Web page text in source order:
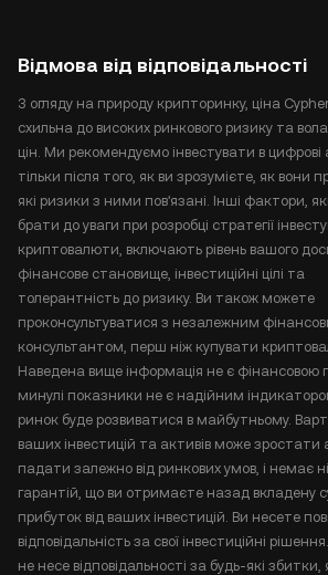
Відмова від відповідальності
З огляду на природу крипторинку, ціна
схильна до високих ринкового ризику та
цін. Ми рекомендуємо інвестувати в цифрові
тільки після того, як ви зрозумієте, як вони
які ризики з ними пов'язані. Інші фактори,
брати до уваги при розробці стратегії
криптовалюти, включають рівень вашого
фінансове становище, інвестиційні цілі та
толерантність до ризику. Ви також можете
проконсультуватися з незалежним
консультантом, перш ніж купувати
Наведена вище інформація не є фінансовою
минулі показники не є надійним
ринок буде розвиватися в майбутньому.
ваших інвестицій та активів може зростати
падати залежно від ринкових умов, і немає
гарантій, що ви отримаєте назад вкладену
прибуток від ваших інвестицій. Ви несете
відповідальність за свої інвестиційні
не несе відповідальності за будь-які збитки,